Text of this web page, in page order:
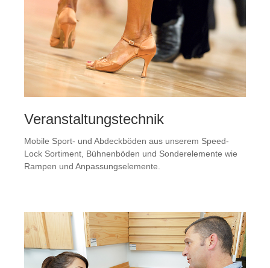
Veranstaltungstechnik
Mobile Sport- und Abdeckböden aus unserem Speed-
Lock Sortiment, Bühnenböden und Sonderelemente wie
Rampen und Anpassungselemente.